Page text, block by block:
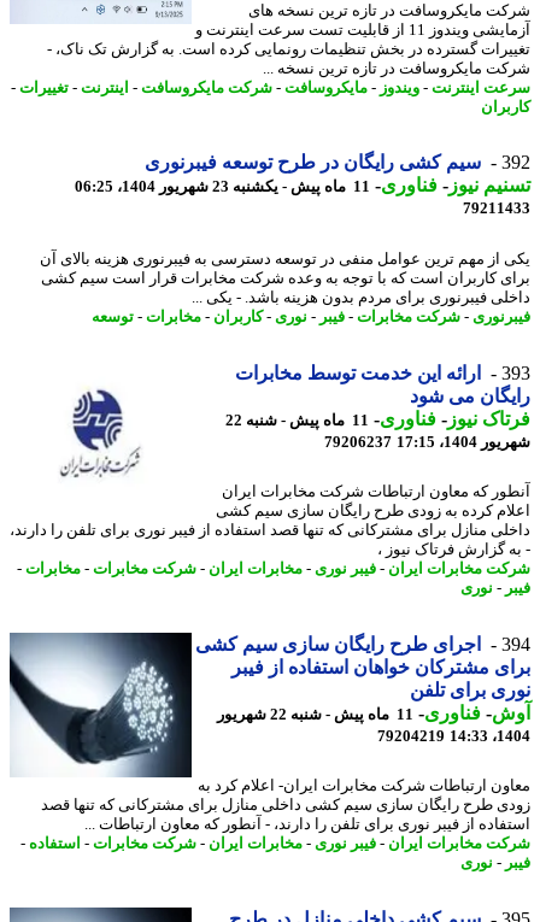
مایکروسافت در تازه ترین نسخه های
آزمایشی ویندوز 11 از قابلیت تست سرعت اینترنت و
گسترده در بخش تنظیمات رونمایی کرده است. به گزارش تک ناک، -
مایکروسافت در تازه ترین نسخه ...
اینترنت-ویندوز-مایکروسافت-شرکت مایکروسافت-اینترنت-تغییرات-
سیم کشی رایگان در طرح توسعه فیبرنوری
نیوز-فناوری- 11 ماه پیش - یکشنبه 23 شهریور 1404، 06:25
از مهم ترین عوامل منفی در توسعه دسترسی به فیبرنوری هزینه بالای آن
کاربران است که با توجه به وعده شرکت مخابرات قرار است سیم کشی
فیبرنوری برای مردم بدون هزینه باشد. - یکی ...
- شرکت مخابرات- فیبر -نوری- کاربران - مخابرات- توسعه
ارائه این خدمت توسط مخابرات
می شود
نیوز-فناوری-
11 ماه پیش - شنبه 22
17:15
79206237
که معاون ارتباطات شرکت مخابرات ایران
کرده به زودی طرح رایگان سازی سیم کشی
منازل برای مشترکانی که تنها قصد استفاده از فیبر نوری برای تلفن را دارند،
گزارش فرتاک نیوز ،
مخابرات ایران - فیبر نوری- مخابرات ایران - شرکت مخابرات- مخابرات-
-نوری
اجرای طرح رایگان سازی سیم کشی
مشترکان خواهان استفاده از فیبر
برای تلفن
-فناوری-
11 ماه پیش - شنبه 22 شهریور
79204219
ارتباطات شرکت مخابرات ایران- اعلام کرد به
طرح رایگان سازی سیم کشی داخلی منازل برای مشترکانی که تنها قصد
از فیبر نوری برای تلفن را دارند، - آنطور که معاون ارتباطات ...
مخابرات ایران - فیبر نوری- مخابرات ایران - شرکت مخابرات- استفاده-
-نوری